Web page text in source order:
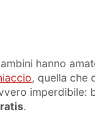
hanno
, quella che
imperdibile:
.